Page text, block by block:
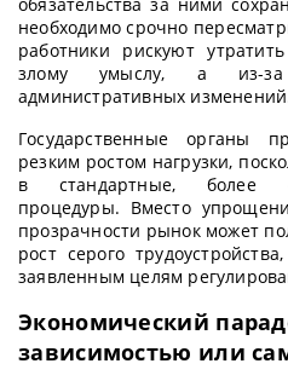
необходимо срочно
работники рискуют
злому умыслу, а из-за
административных
Государственные органы
резким ростом нагрузки,
в стандартные, более
процедуры. Вместо
прозрачности рынок может
рост серого
заявленным целям
Экономический
зависимостью или